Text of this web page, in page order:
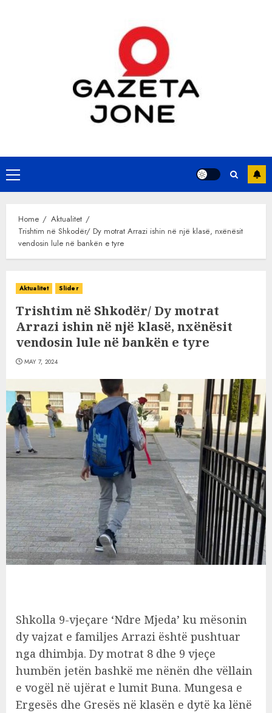
Primary
Menu
Home
Aktualitet
Trishtim në Shkodër/ Dy motrat Arrazi ishin në një klasë, nxënësit
vendosin lule në bankën e tyre
Aktualitet Slider
Trishtim në Shkodër/ Dy motrat
Arrazi ishin në një klasë, nxënësit
vendosin lule në bankën e tyre
MAY 7, 2024
Shkolla 9-vjeçare ‘Ndre Mjeda’ ku mësonin
dy vajzat e familjes Arrazi është pushtuar
nga dhimbja. Dy motrat 8 dhe 9 vjeçe
humbën jetën bashkë me nënën dhe vëllain
e vogël në ujërat e lumit Buna. Mungesa e
Ergesës dhe Gresës në klasën e dytë ka lënë